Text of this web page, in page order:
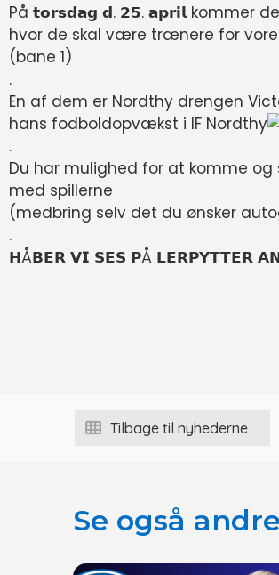
På 𝘁𝗼𝗿𝘀𝗱𝗮𝗴 𝗱. 𝟮𝟱. 𝗮𝗽𝗿𝗶𝗹 kommer
hvor de skal være trænere for vores
(bane 1)
.
En af dem er Nordthy drengen
hans fodboldopvækst i IF Nordthy
.
Du har mulighed for at komme
med spillerne
(medbring selv det du ønsker
.
𝗛Å𝗕𝗘𝗥 𝗩𝗜 𝗦𝗘𝗦 𝗣Å 𝗟𝗘𝗥𝗣𝗬𝗧𝗧𝗘𝗥
Tilbage til nyhederne
Se også